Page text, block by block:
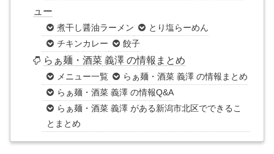
ュー
煮干し醤油ラーメン
とり塩らーめん
チキンカレー
餃子
らぁ麺・酒菜 義澤 の情報まとめ
メニュー一覧
らぁ麺・酒菜 義澤 の情報まとめ
らぁ麺・酒菜 義澤 の情報Q&A
らぁ麺・酒菜 義澤 がある新潟市北区でできるこ
とまとめ